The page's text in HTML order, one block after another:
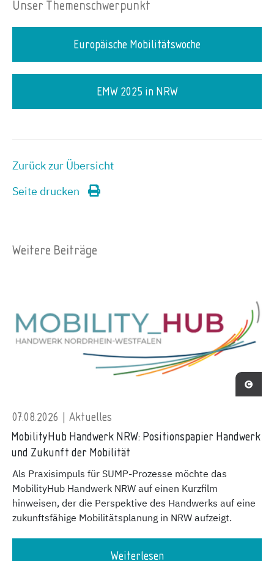
Unser Themenschwerpunkt
Europäische Mobilitätswoche
EMW 2025 in NRW
Zurück zur Übersicht
Seite drucken
Weitere Beiträge
07.08.2026 | Aktuelles
MobilityHub Handwerk NRW: Positionspapier Handwerk
und Zukunft der Mobilität
Als Praxisimpuls für SUMP-Prozesse möchte das
MobilityHub Handwerk NRW auf einen Kurzfilm
hinweisen, der die Perspektive des Handwerks auf eine
zukunftsfähige Mobilitätsplanung in NRW aufzeigt.
Weiterlesen